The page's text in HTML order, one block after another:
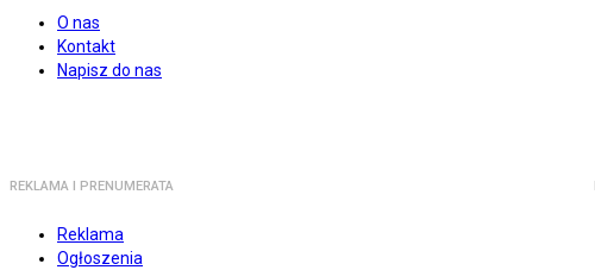
O nas
Kontakt
Napisz do nas
REKLAMA I PRENUMERATA
Reklama
Ogłoszenia